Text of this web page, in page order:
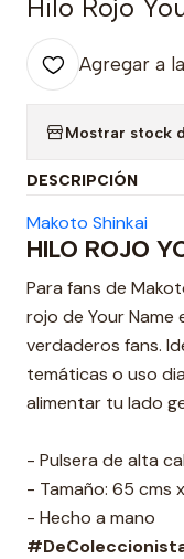
Hilo Rojo
Agregar a
Mostrar stock
DESCRIPCIÓN
Makoto Shinkai
HILO ROJO
Para fans de
rojo de Your
verdaderos fans.
temáticas o uso
alimentar tu lado
- Pulsera de alta
- Tamaño: 65 cms
- Hecho a mano